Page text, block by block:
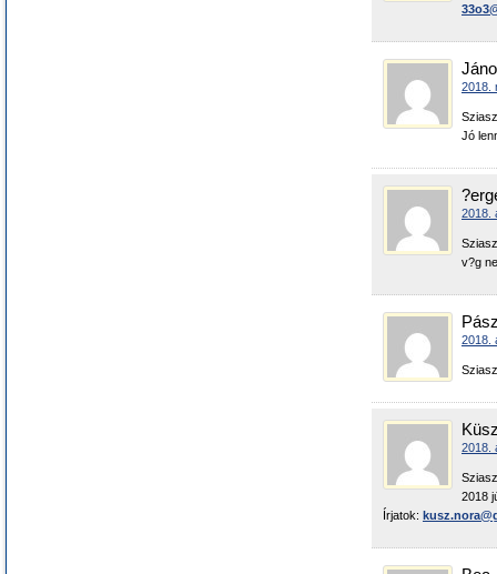
2018.
Jó
2018.
v?g
2018.
2018.
2018
Írjatok: